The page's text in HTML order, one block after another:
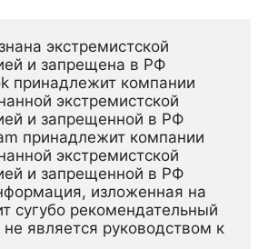
экстремистской
и запрещена в РФ
принадлежит компании
экстремистской
и запрещенной в РФ
принадлежит компании
экстремистской
и запрещенной в РФ
изложенная на
сугубо рекомендательный
не является руководством к